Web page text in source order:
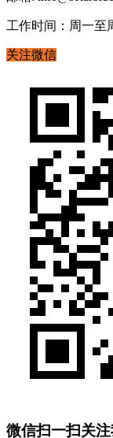
工作时间：周一至
关注微信
微信扫一扫关注